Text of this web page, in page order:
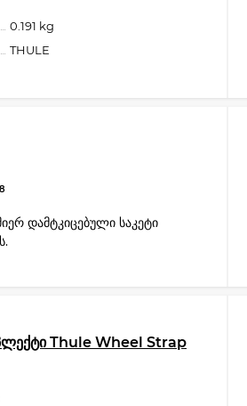
0.191 kg
THULE
დამტკიცებული საკეტი
Thule Wheel Strap